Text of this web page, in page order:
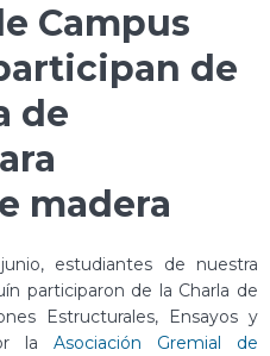
Campus
de
de
madera
estudiantes de nuestra
participaron de la Charla de
Estructurales, Ensayos y
la Asociación Gremial de